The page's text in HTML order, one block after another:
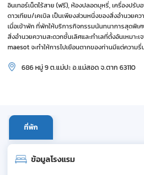
อินเทอร์เน็ตไร้สาย (ฟรี), ห้องปลอดบุหรี่, เครื่องปรั
ดาวเทียม/เคเบิล เป็นเพียงส่วนหนึ่งของสิ่งอำนวยค
เมื่อเข้าพัก ที่พักให้บริการกิจกรรมนันทนาการสุดพิเ
สิ่งอำนวยความสะดวกชั้นเลิศและทำเลที่ตั้งอันเหมาะ
maesot จะทำให้การไปเยือนตากของท่านมีแต่ความ
686 หมู่ 9 ต.แม่ปะ อ.แม่สอด จ.ตาก 63110
ที่พัก
ข้อมูลโรงแรม